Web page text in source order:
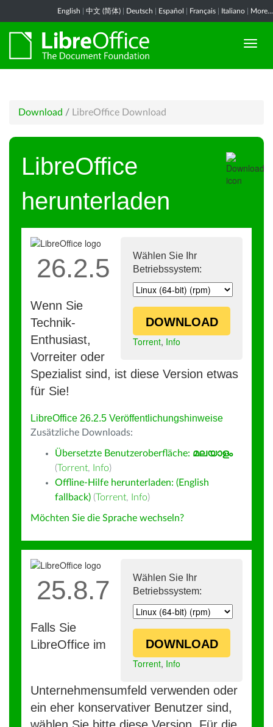
English 中文 (简体) Deutsch Español Français Italiano More...
Download / LibreOffice Download
LibreOffice
herunterladen
Wählen Sie Ihr
Betriebssystem:
DOWNLOAD
Torrent, Info
26.2.5
Wenn Sie
Technik-
Enthusiast,
Vorreiter oder
Spezialist sind, ist diese Version etwas
für Sie!
LibreOffice 26.2.5 Veröffentlichungshinweise
Zusätzliche Downloads:
Übersetzte Benutzeroberfläche: മലയാളം
(Torrent, Info)
Offline-Hilfe herunterladen: (English
fallback) (Torrent, Info)
Möchten Sie die Sprache wechseln?
Wählen Sie Ihr
Betriebssystem:
DOWNLOAD
Torrent, Info
25.8.7
Falls Sie
LibreOffice im
Unternehmensumfeld verwenden oder
ein eher konservativer Benutzer sind,